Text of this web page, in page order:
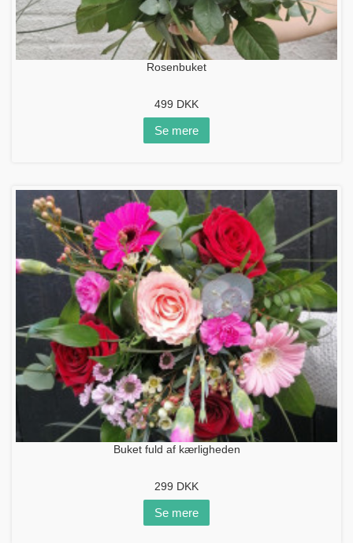
Rosenbuket
499 DKK
Se mere
Buket fuld af kærligheden
299 DKK
Se mere